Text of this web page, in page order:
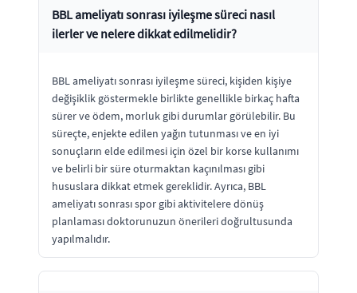
BBL ameliyatı sonrası iyileşme süreci nasıl
ilerler ve nelere dikkat edilmelidir?
BBL ameliyatı sonrası iyileşme süreci, kişiden kişiye
değişiklik göstermekle birlikte genellikle birkaç hafta
sürer ve ödem, morluk gibi durumlar görülebilir. Bu
süreçte, enjekte edilen yağın tutunması ve en iyi
sonuçların elde edilmesi için özel bir korse kullanımı
ve belirli bir süre oturmaktan kaçınılması gibi
hususlara dikkat etmek gereklidir. Ayrıca, BBL
ameliyatı sonrası spor gibi aktivitelere dönüş
planlaması doktorunuzun önerileri doğrultusunda
yapılmalıdır.